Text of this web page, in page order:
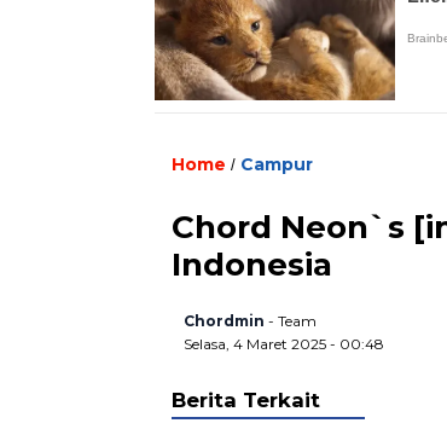
Home / Campur
Chord Neon`s
Indonesia
Chordmin - Team
Selasa, 4 Maret 2025 - 00:48
Berita Terkait